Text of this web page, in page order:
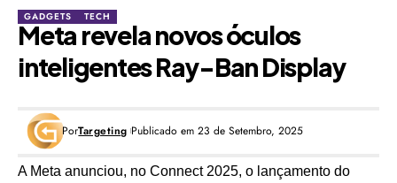
GADGETS TECH
Meta revela novos óculos
inteligentes Ray-Ban Display
PorTargeting Publicado em 23 de Setembro, 2025
A Meta anunciou, no Connect 2025, o lançamento do